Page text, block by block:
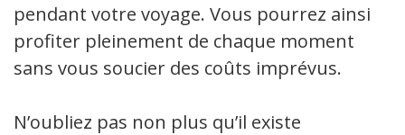
pendant votre voyage. Vous pourrez ainsi
profiter pleinement de chaque moment
sans vous soucier des coûts imprévus.
N’oubliez pas non plus qu’il existe